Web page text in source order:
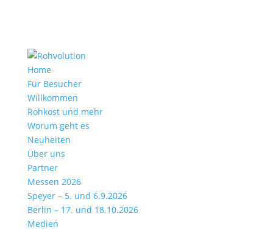
Home
Für Besucher
Willkommen
Rohkost und mehr
Worum geht es
Neuheiten
Über uns
Partner
Messen 2026
Speyer – 5. und 6.9.2026
Berlin – 17. und 18.10.2026
Medien